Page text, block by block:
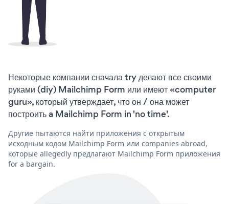
Некоторые компании сначала try делают все своими
руками (diy) Mailchimp Form или имеют «computer
guru», который утверждает, что он / она может
построить a Mailchimp Form in 'no time'.
Другие пытаются найти приложения с открытым
исходным кодом Mailchimp Form или companies abroad,
которые allegedly предлагают Mailchimp Form приложения
for a bargain.